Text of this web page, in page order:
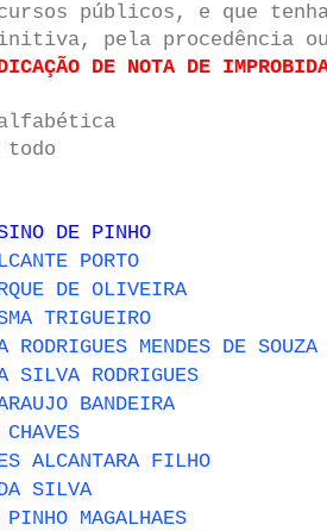
públicos, e que
pela procedência
DE NOTA DE
todo
DE PINHO
PORTO
DE OLIVEIRA
TRIGUEIRO
RODRIGUES MENDES DE SOUZA
SILVA RODRIGUES
BANDEIRA
ALCANTARA FILHO
SILVA
MAGALHAES